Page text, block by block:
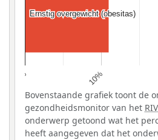
0% 10%
Ernstig overgewicht (obesitas)
Ernstig overgewicht (obesitas)
Bovenstaande grafiek toont de
gezondheidsmonitor van het
onderwerp getoond wat het
heeft aangegeven dat het